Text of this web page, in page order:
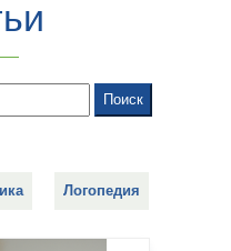
Логопедия